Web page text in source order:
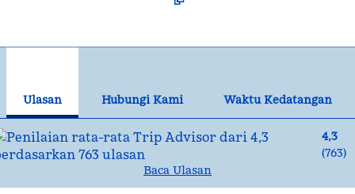
Ulasan Hubungi Kami
Waktu Kedatangan
4,3
(763)
Baca Ulasan